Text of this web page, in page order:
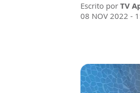
Escrito por TV
08 NOV 2022 -